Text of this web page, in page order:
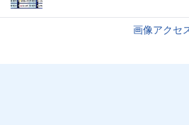
画像アクセ